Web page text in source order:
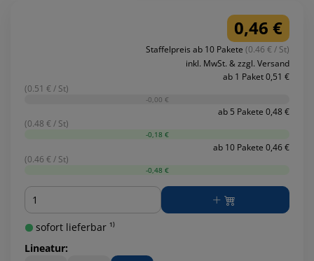
0,46 €
Staffelpreis ab 10 Pakete (0.46 € / St)
inkl. MwSt. & zzgl. Versand
ab 1 Paket 0,51 €
(0.51 € / St)
-0,00 €
ab 5 Pakete 0,48 €
(0.48 € / St)
-0,18 €
ab 10 Pakete 0,46 €
(0.46 € / St)
-0,48 €
Menge
sofort lieferbar ¹⁾
Lineatur: